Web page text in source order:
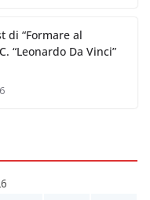
di “Formare al
“Leonardo Da Vinci”